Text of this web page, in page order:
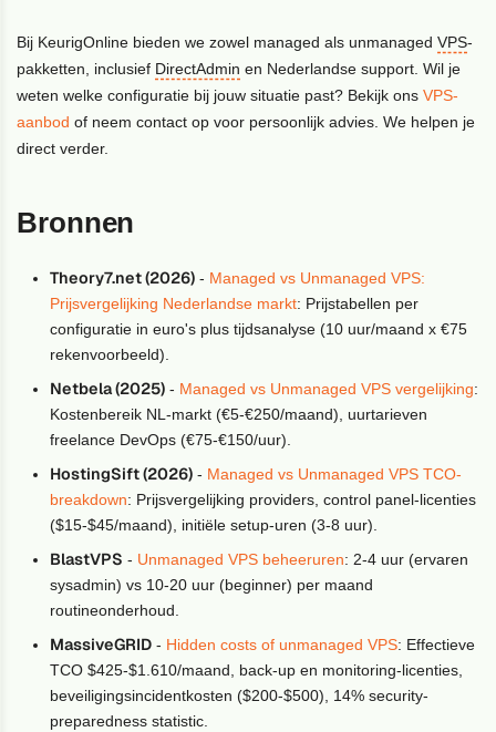
Bij KeurigOnline bieden we zowel managed als unmanagedVPS-
pakketten, inclusief DirectAdmin en Nederlandse support. Wil je
weten welke configuratie bij jouw situatie past? Bekijk onsVPS-
aanbod of neem contact op voor persoonlijk advies. We helpen je
direct verder.
Bronnen
Theory7.net (2026) - Managed vs Unmanaged VPS:
Prijsvergelijking Nederlandse markt: Prijstabellen per
configuratie in euro's plus tijdsanalyse (10 uur/maand x €75
rekenvoorbeeld).
Netbela (2025) - Managed vs Unmanaged VPS vergelijking:
Kostenbereik NL-markt (€5-€250/maand), uurtarieven
freelance DevOps (€75-€150/uur).
HostingSift (2026) - Managed vs Unmanaged VPS TCO-
breakdown: Prijsvergelijking providers, control panel-licenties
($15-$45/maand), initiële setup-uren (3-8 uur).
BlastVPS - Unmanaged VPS beheeruren: 2-4 uur (ervaren
sysadmin) vs 10-20 uur (beginner) per maand
routineonderhoud.
MassiveGRID - Hidden costs of unmanaged VPS: Effectieve
TCO $425-$1.610/maand, back-up en monitoring-licenties,
beveiligingsincidentkosten ($200-$500), 14% security-
preparedness statistic.